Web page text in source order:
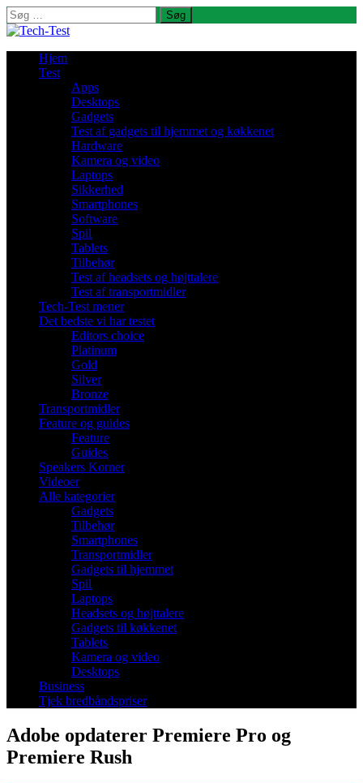
Søg
efter:
Hjem
Test
Apps
Desktops
Gadgets
Test af gadgets til hjemmet og køkkenet
Hardware
Kamera og video
Laptops
Sikkerhed
Smartphones
Software
Spil
Tablets
Tilbehør
Test af headsets og højttalere
Test af transportmidler
Tech-Test mener
Det bedste vi har testet
Editors choice
Platinum
Gold
Silver
Bronze
Transportmidler
Feature og guides
Feature
Guides
Speakers Korner
Videoer
Alle kategorier
Gadgets
Tilbehør
Smartphones
Transportmidler
Gadgets til hjemmet
Spil
Laptops
Headsets og højttalere
Gadgets til køkkenet
Tablets
Kamera og video
Desktops
Business
Tjek bredbåndspriser
Adobe opdaterer Premiere Pro og
Premiere Rush